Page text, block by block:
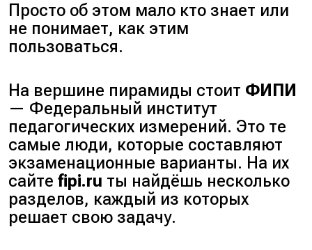
Просто об этом мало кто знает или
не понимает, как этим
пользоваться.
На вершине пирамиды стоит ФИПИ
— Федеральный институт
педагогических измерений. Это те
самые люди, которые составляют
экзаменационные варианты. На их
сайтеfipi.ru ты найдёшь несколько
разделов, каждый из которых
решает свою задачу.